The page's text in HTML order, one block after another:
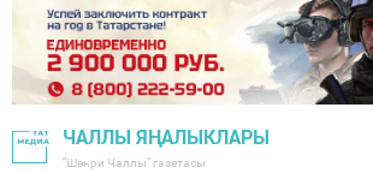
ЧАЛЛЫ ЯҢАЛЫКЛАРЫ
"Шәһри Чаллы" газетасы